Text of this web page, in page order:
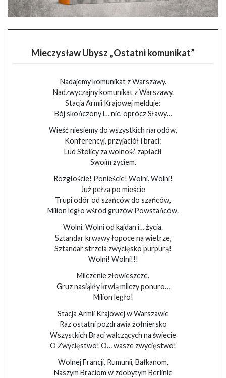
Mieczysław Ubysz „Ostatni komunikat”
Nadajemy komunikat z Warszawy.
Nadzwyczajny komunikat z Warszawy.
Stacja Armii Krajowej melduje:
Bój skończony i… nic, oprócz Sławy…
Wieść niesiemy do wszystkich narodów,
Konferencyj, przyjaciół i braci:
Lud Stolicy za wolność zapłacił
Swoim życiem.
Rozgłoście! Ponieście! Wolni. Wolni!
Już pełza po mieście
Trupi odór od szańców do szańców,
Milion legło wśród gruzów Powstańców.
Wolni. Wolni od kajdan i… życia.
Sztandar krwawy łopoce na wietrze,
Sztandar strzela zwycięsko purpurą!
Wolni! Wolni!!!
Milczenie złowieszcze.
Gruz nasiąkły krwią milczy ponuro…
Milion legło!
Stacja Armii Krajowej w Warszawie
Raz ostatni pozdrawia żołniersko
Wszystkich Braci walczących na świecie
O Zwycięstwo! O… wasze zwycięstwo!
Wolnej Francji, Rumunii, Bałkanom,
Naszym Braciom w zdobytym Berlinie